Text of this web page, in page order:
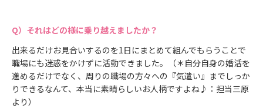
それはどの様に乗り越えましたか？
出来るだけお見合いするのを1日にまとめて組んでもらうことで
職場にも迷惑をかけずに活動できました。（＊自分自身の婚活を
進めるだけでなく、周りの職場の方々への『気遣い』までしっか
りできるなんて、本当に素晴らしいお人柄ですよね♪：担当三原
より）